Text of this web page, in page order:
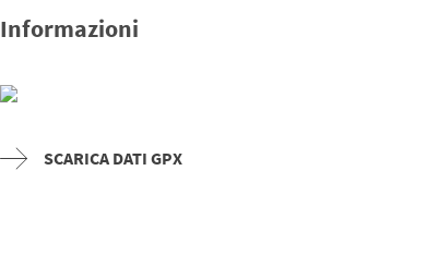
Informazioni
SCARICA DATI GPX